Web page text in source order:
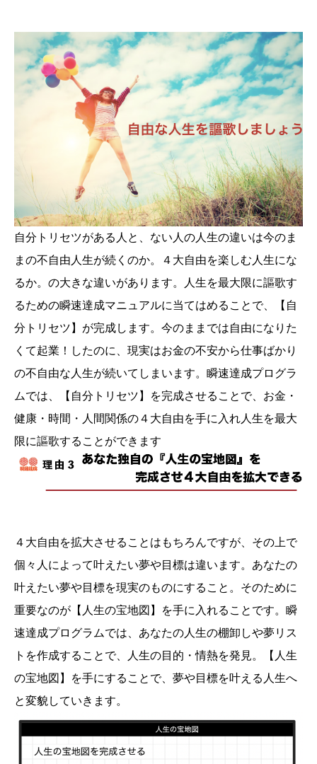
自分トリセツがある人と、ない人の人生の違いは今のま
まの不自由人生が続くのか。４大自由を楽しむ人生にな
るか。の大きな違いがあります。人生を最大限に謳歌す
るための瞬速達成マニュアルに当てはめることで、【自
分トリセツ】が完成します。今のままでは自由になりた
くて起業！したのに、現実はお金の不安から仕事ばかり
の不自由な人生が続いてしまいます。瞬速達成プログラ
ムでは、【自分トリセツ】を完成させることで、お金・
健康・時間・人間関係の４大自由を手に入れ人生を最大
限に謳歌することができます
４大自由を拡大させることはもちろんですが、その上で
個々人によって叶えたい夢や目標は違います。あなたの
叶えたい夢や目標を現実のものにすること。そのために
重要なのが【人生の宝地図】を手に入れることです。瞬
速達成プログラムでは、あなたの人生の棚卸しや夢リス
トを作成することで、人生の目的・情熱を発見。【人生
の宝地図】を手にすることで、夢や目標を叶える人生へ
と変貌していきます。